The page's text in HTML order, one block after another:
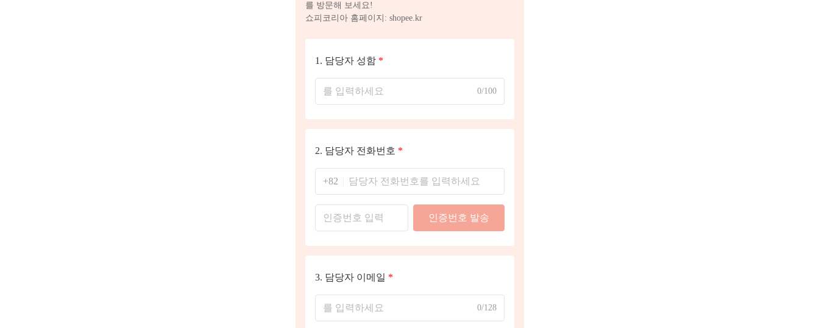
를 방문해 보세요!
쇼피코리아 홈페이지: shopee.kr
1. 담당자 성함 *
0/100
2. 담당자 전화번호 *
+82
인증번호 발송
3. 담당자 이메일 *
0/128